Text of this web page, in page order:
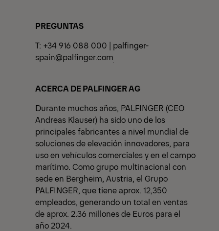
PREGUNTAS
T: +34 916 088 000 | palfinger-
spain@palfinger.com
ACERCA DE PALFINGER AG
Durante muchos años, PALFINGER (CEO
Andreas Klauser) ha sido uno de los
principales fabricantes a nivel mundial de
soluciones de elevación innovadores, para
uso en vehículos comerciales y en el campo
marítimo. Como grupo multinacional con
sede en Bergheim, Austria, el Grupo
PALFINGER, que tiene aprox. 12,350
empleados, generando un total en ventas
de aprox. 2.36 millones de Euros para el
año 2024.